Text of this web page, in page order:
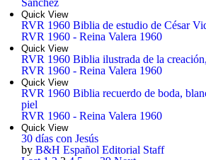
Sánchez
Quick View
RVR 1960 Biblia de estudio de César
RVR 1960 - Reina Valera 1960
Quick View
RVR 1960 Biblia ilustrada de la
RVR 1960 - Reina Valera 1960
Quick View
RVR 1960 Biblia recuerdo de boda,
piel
RVR 1960 - Reina Valera 1960
Quick View
30 días con Jesús
by B&H Español Editorial Staff